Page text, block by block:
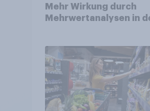
Mehr Wirkung durch
Mehrwertanalysen in